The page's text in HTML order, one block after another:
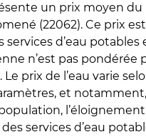
un prix moyen
(22062). Ce prix
services d’eau potables
n’est pas pondérée
prix de l’eau varie
et
services d’eau